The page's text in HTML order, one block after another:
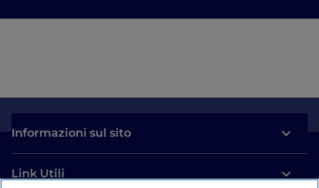
Informazioni sul sito
Link Utili